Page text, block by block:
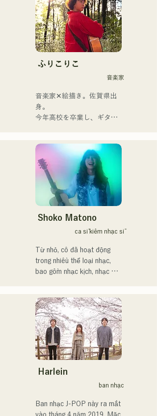
vào tháng 11 năm 2023.
Tinh hoa nhạc pop rock
được thổi hồn vào những ca
khúc hoài niệm, do giọng ca
kiêm nghệ sĩ guitar Yuma
đôi khi mãnh liệt, kết hợp
với nguồn gốc âm nhạc đa
dạng của các thành viên, đã
cái tên "Reiwa Kayo Rock".
ふりこりこ
音楽家
音楽家✕絵描き。佐賀県出
身。
今年高校を卒業し、ギター
行う傍ら、大胆な色彩感覚
を活かしたアート制作に励
む。枠に収まりきれないマ
ルチな表現スタイルを確立
するため、日々探求を続け
ている。現在はSNSを中心
に、自身の表現を発信中。
Shoko Matono
ca sĩ kiêm nhạc sĩ
Từ nhỏ, cô đã hoạt động
trong nhiều thể loại nhạc,
bao gồm nhạc kịch, nhạc
2011.
Cô đã xuất hiện trên nhiều
phương tiện truyền thông,
chủ yếu tại quê nhà
Fukuoka và Kyushu, và cũng
tham gia vào nhiều bài hát
và phim quảng cáo của các
2017, cô sống tại Tokyo, nơi
cô hoạt động trong nhiều
Harlein
ban nhạc
Ban nhạc J-POP này ra mắt
vào tháng 4 năm 2019. Mặc